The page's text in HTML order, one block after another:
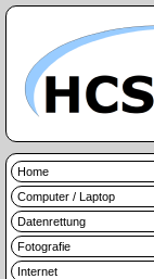
Home
Computer / Laptop
Datenrettung
Fotografie
Internet